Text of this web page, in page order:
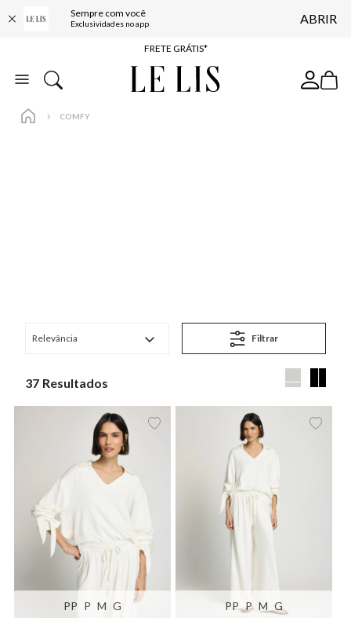
Sempre com você
Exclusividades no app ABRIR
FRETE GRÁTIS*
BAIXE O APP
10% OFF NA PRIMEIRA COMPRA*
COMFY
Relevância Filtrar
37
PP P M G PP P M G